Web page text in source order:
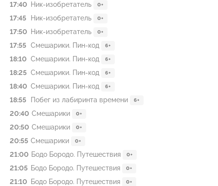
17:40 Ник-изобретатель 0+
17:45 Ник-изобретатель 0+
17:50 Ник-изобретатель 0+
17:55 Смешарики. Пин-код 6+
18:10 Смешарики. Пин-код 6+
18:25 Смешарики. Пин-код 6+
18:40 Смешарики. Пин-код 6+
18:55 Побег из лабиринта времени 6+
20:40 Смешарики 0+
20:50 Смешарики 0+
20:55 Смешарики 0+
21:00 Бодо Бородо. Путешествия 0+
21:05 Бодо Бородо. Путешествия 0+
21:10 Бодо Бородо. Путешествия 0+